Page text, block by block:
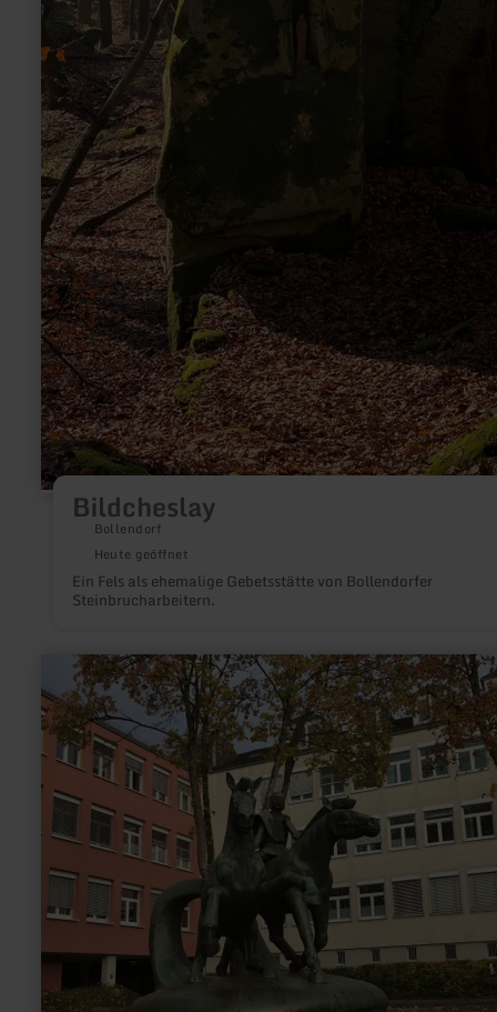
Bildcheslay
Bollendorf
Heute geöffnet
Ein Fels als ehemalige Gebetsstätte von Bollendorfer
Steinbrucharbeitern.
mehr
erfahren
zu:
Treverer-
Pferde